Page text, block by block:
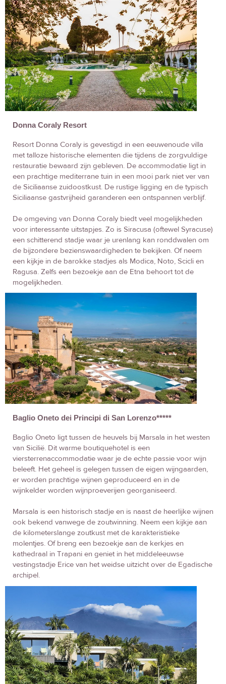
Donna Coraly Resort
Resort Donna Coraly is gevestigd in een eeuwenoude villa
met talloze historische elementen die tijdens de zorgvuldige
restauratie bewaard zijn gebleven. De accommodatie ligt in
een prachtige mediterrane tuin in een mooi park niet ver van
de Siciliaanse zuidoostkust. De rustige ligging en de typisch
Siciliaanse gastvrijheid garanderen een ontspannen verblijf.
De omgeving van Donna Coraly biedt veel mogelijkheden
voor interessante uitstapjes. Zo is Siracusa (oftewel Syracuse)
een schitterend stadje waar je urenlang kan ronddwalen om
de bijzondere bezienswaardigheden te bekijken. Of neem
een kijkje in de barokke stadjes als Modica, Noto, Scicli en
Ragusa. Zelfs een bezoekje aan de Etna behoort tot de
mogelijkheden.
Baglio Oneto dei Principi di San Lorenzo*****
Baglio Oneto ligt tussen de heuvels bij Marsala in het westen
van Sicilië. Dit warme boutiquehotel is een
viersterrenaccommodatie waar je de echte passie voor wijn
beleeft. Het geheel is gelegen tussen de eigen wijngaarden,
er worden prachtige wijnen geproduceerd en in de
wijnkelder worden wijnproeverijen georganiseerd.
Marsala is een historisch stadje en is naast de heerlijke wijnen
ook bekend vanwege de zoutwinning. Neem een kijkje aan
de kilometerslange zoutkust met de karakteristieke
molentjes. Of breng een bezoekje aan de kerkjes en
kathedraal in Trapani en geniet in het middeleeuwse
vestingstadje Erice van het weidse uitzicht over de Egadische
archipel.